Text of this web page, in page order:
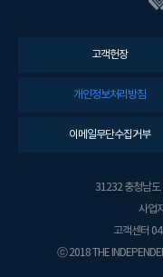
고객헌장
개인정보처리방침
이메일무단수집거부
31232 충청남도
사업
고객센터
ⓒ 2018 THE